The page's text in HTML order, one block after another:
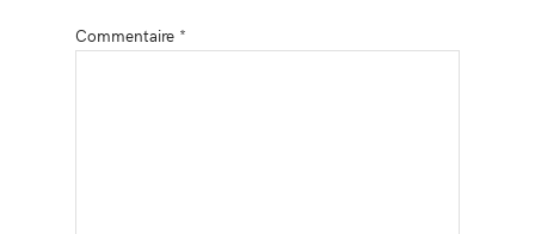
Commentaire *